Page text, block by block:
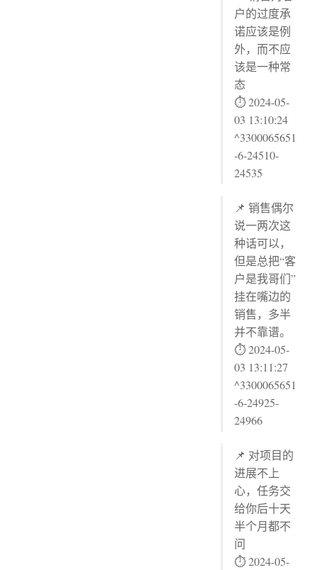
户的过度承
诺应该是例
外，而不应
该是一种常
态
⏱ 2024-05-
03 13:10:24
^3300065651
-6-24510-
24535
📌 销售偶尔
说一两次这
种话可以，
但是总把“客
户是我哥们”
挂在嘴边的
销售，多半
并不靠谱。
⏱ 2024-05-
03 13:11:27
^3300065651
-6-24925-
24966
📌 对项目的
进展不上
心，任务交
给你后十天
半个月都不
问
⏱ 2024-05-